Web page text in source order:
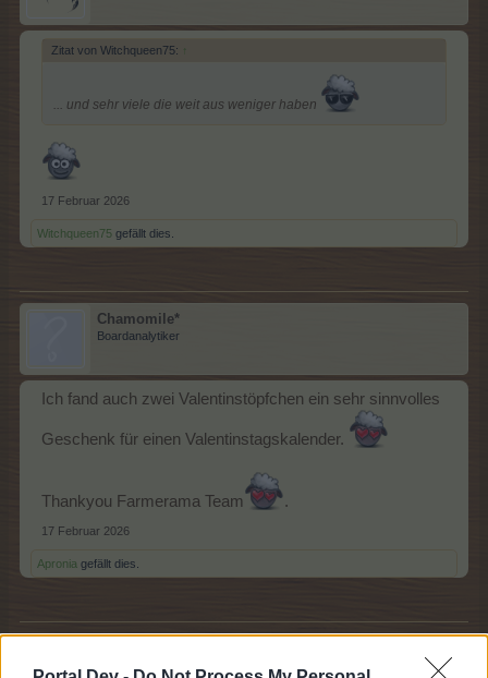
Zitat von Witchqueen75: ↑
... und sehr viele die weit aus weniger haben
17 Februar 2026
Witchqueen75 gefällt dies.
Chamomile*
Boardanalytiker
Ich fand auch zwei Valentinstöpfchen ein sehr sinnvolles
Geschenk für einen Valentinstagskalender.
Thankyou Farmerama Team .
17 Februar 2026
Apronia gefällt dies.